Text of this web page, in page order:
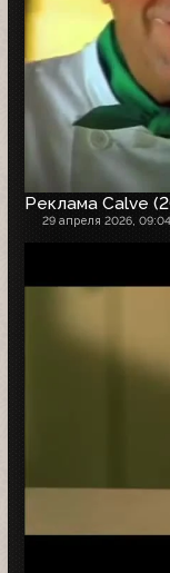
Реклама Calve
29 апреля 2026, 09:04